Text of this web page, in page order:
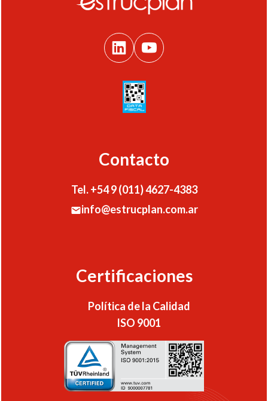
Contacto
Tel. +54 9 (011) 4627-4383
info@estrucplan.com.ar
Certificaciones
Política de la Calidad
ISO 9001